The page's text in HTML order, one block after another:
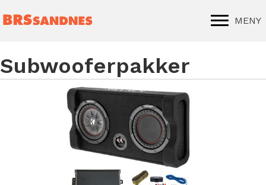
MENY
Subwooferpakker